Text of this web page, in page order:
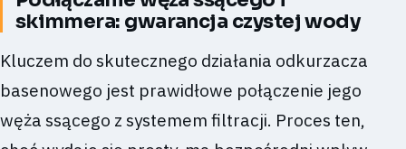
skimmera: gwarancja czystej wody
Kluczem do skutecznego działania odkurzacza
basenowego jest prawidłowe połączenie jego
węża ssącego z systemem filtracji. Proces ten,